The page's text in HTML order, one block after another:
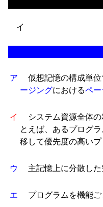
イ
ア
仮想記憶の構成単位
ージングにおけるペー
イ
システム資源全体の
とえば、あるプログ
移して優先度の高いプ
ウ 主記憶上に分散した
エ プログラムを機能ご